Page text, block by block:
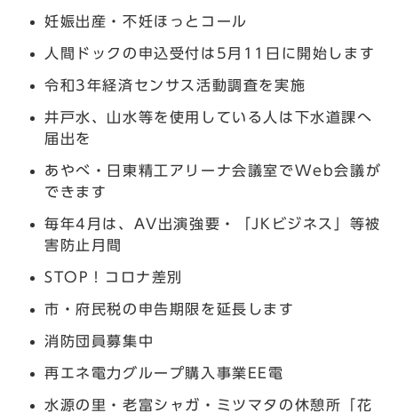
妊娠出産・不妊ほっとコール
人間ドックの申込受付は5月11日に開始します
令和3年経済センサス活動調査を実施
井戸水、山水等を使用している人は下水道課へ
届出を
あやべ・日東精工アリーナ会議室でWeb会議が
できます
毎年4月は、AV出演強要・「JKビジネス」等被
害防止月間
STOP！コロナ差別
市・府民税の申告期限を延長します
消防団員募集中
再エネ電力グループ購入事業EE電
水源の里・老富シャガ・ミツマタの休憩所「花